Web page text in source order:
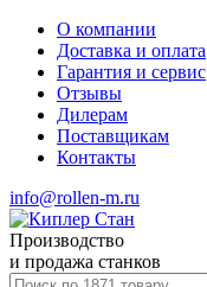
О компании
Доставка и оплата
Гарантия и сервис
Отзывы
Дилерам
Поставщикам
Контакты
info@rollen-m.ru
Производство
и продажа станков